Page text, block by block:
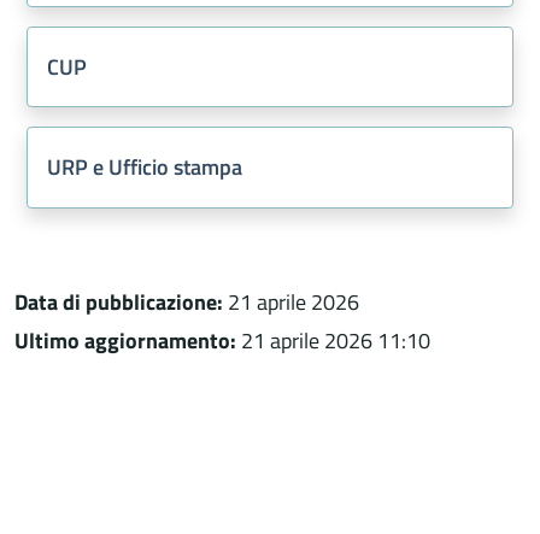
CUP
URP e Ufficio stampa
Data di pubblicazione: 21 aprile 2026
Ultimo aggiornamento: 21 aprile 2026 11:10